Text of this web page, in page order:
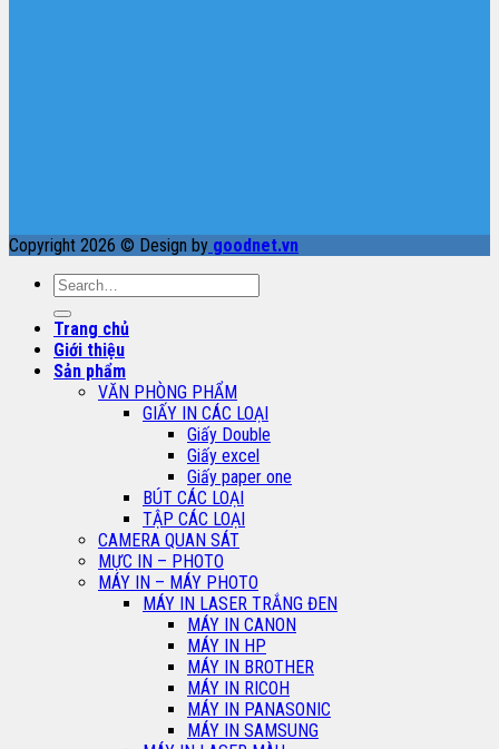
Copyright 2026 © Design by goodnet.vn
Search
Trang chủ
Giới thiệu
Sản phẩm
VĂN PHÒNG PHẨM
GIẤY IN CÁC LOẠI
Giấy Double
Giấy excel
Giấy paper one
BÚT CÁC LOẠI
TẬP CÁC LOẠI
CAMERA QUAN SÁT
MỰC IN – PHOTO
MÁY IN – MÁY PHOTO
MÁY IN LASER TRẮNG ĐEN
MÁY IN CANON
MÁY IN HP
MÁY IN BROTHER
MÁY IN RICOH
MÁY IN PANASONIC
MÁY IN SAMSUNG